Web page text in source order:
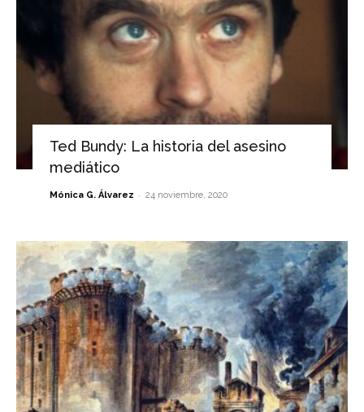
Ted Bundy: La historia del asesino
mediático
Mónica G. Álvarez - 24 noviembre, 2020